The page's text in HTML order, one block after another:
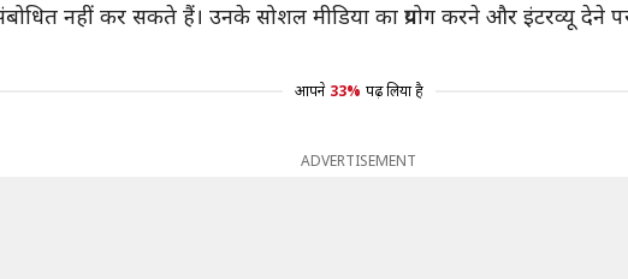
संबोधित नहीं कर सकते हैं। उनके सोशल मीडिया का प्रयोग करने और इंटरव्यू देने
आपने 33% पढ़ लिया है
ADVERTISEMENT